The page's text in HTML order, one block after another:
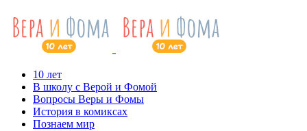
10 лет
В школу с Верой и Фомой
Вопросы Веры и Фомы
История в комиксах
Познаем мир